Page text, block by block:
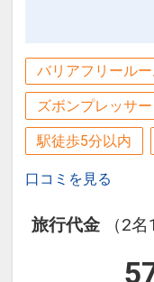
バリアフリールー
ズボンプレッサー
駅徒歩5分以内
口コミを見る
旅行代金
（2